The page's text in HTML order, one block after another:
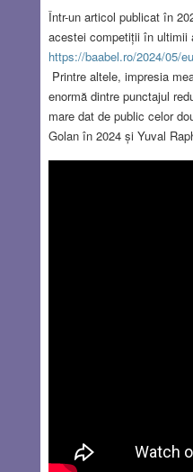
Într-un articol publicat în
acestei competiții în ultimii
https://baabel.ro/2024/05/
Printre altele, impresia
enormă dintre punctajul
mare dat de public celor
Golan în 2024 și Yuval